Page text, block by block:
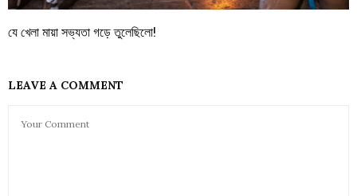
যে খেলা মায়া সভ্যতা গড়ে তুলেছিলো!
LEAVE A COMMENT